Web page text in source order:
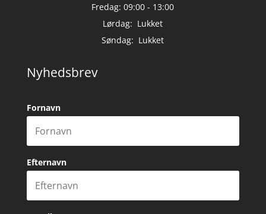
Fredag: 09:00 - 13:00
Lørdag: Lukket
Søndag: Lukket
Nyhedsbrev
Fornavn
Efternavn